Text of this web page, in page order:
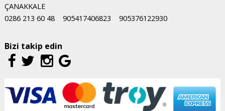
ÇANAKKALE
0286 213 60 48
905417406823 905376122930
Bizi takip edin